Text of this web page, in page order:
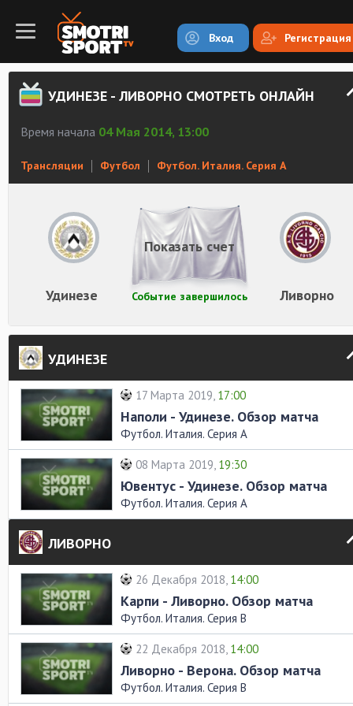
Вход Регистрация
УДИНЕЗЕ - ЛИВОРНО СМОТРЕТЬ ОНЛАЙН
Время начала 04 Мая 2014, 13:00
Трансляции Футбол Футбол. Италия. Серия А
Удинезе Ливорно
Событие завершилось
Показать счет
УДИНЕЗЕ
17 Марта 2019, 17:00
Наполи - Удинезе. Обзор матча
Футбол. Италия. Серия А
08 Марта 2019, 19:30
Ювентус - Удинезе. Обзор матча
Футбол. Италия. Серия А
ЛИВОРНО
26 Декабря 2018, 14:00
Карпи - Ливорно. Обзор матча
Футбол. Италия. Серия В
22 Декабря 2018, 14:00
Ливорно - Верона. Обзор матча
Футбол. Италия. Серия В